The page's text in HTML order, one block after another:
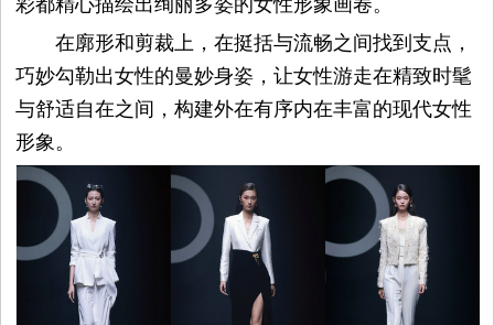
在廓形和剪裁上，在挺括与流畅之间找到支点，
巧妙勾勒出女性的曼妙身姿，让女性游走在精致时髦
与舒适自在之间，构建外在有序内在丰富的现代女性
形象。